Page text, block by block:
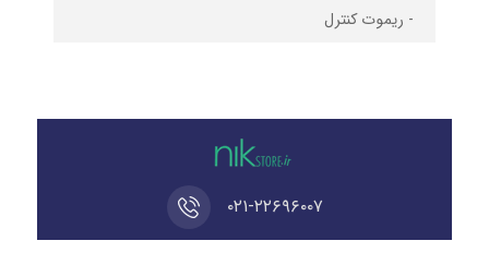
- ریموت کنترل
۰۲۱-۲۲۶۹۶۰۰۷